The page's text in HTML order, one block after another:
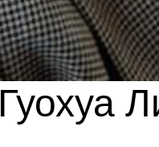
Гуохуа